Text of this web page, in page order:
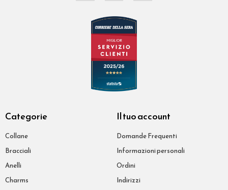
Categorie
Collane
Bracciali
Anelli
Charms
Il tuo account
Domande Frequenti
Informazioni personali
Ordini
Indirizzi